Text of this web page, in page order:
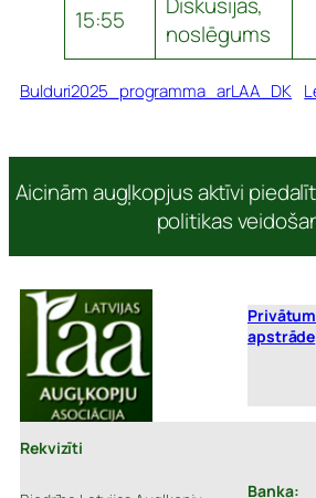
15:55
noslēgums
Bulduri2025_programma_arLAA_DK
Aicinām augļkopjus aktīvi
politikas
apstrāde
Rekvizīti
Banka: